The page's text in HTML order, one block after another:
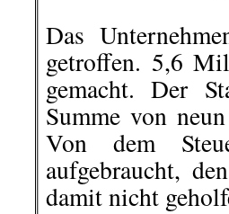
Das
getroffen. 5,6
gemacht. Der
Summe von
Von dem
aufgebraucht,
damit nicht